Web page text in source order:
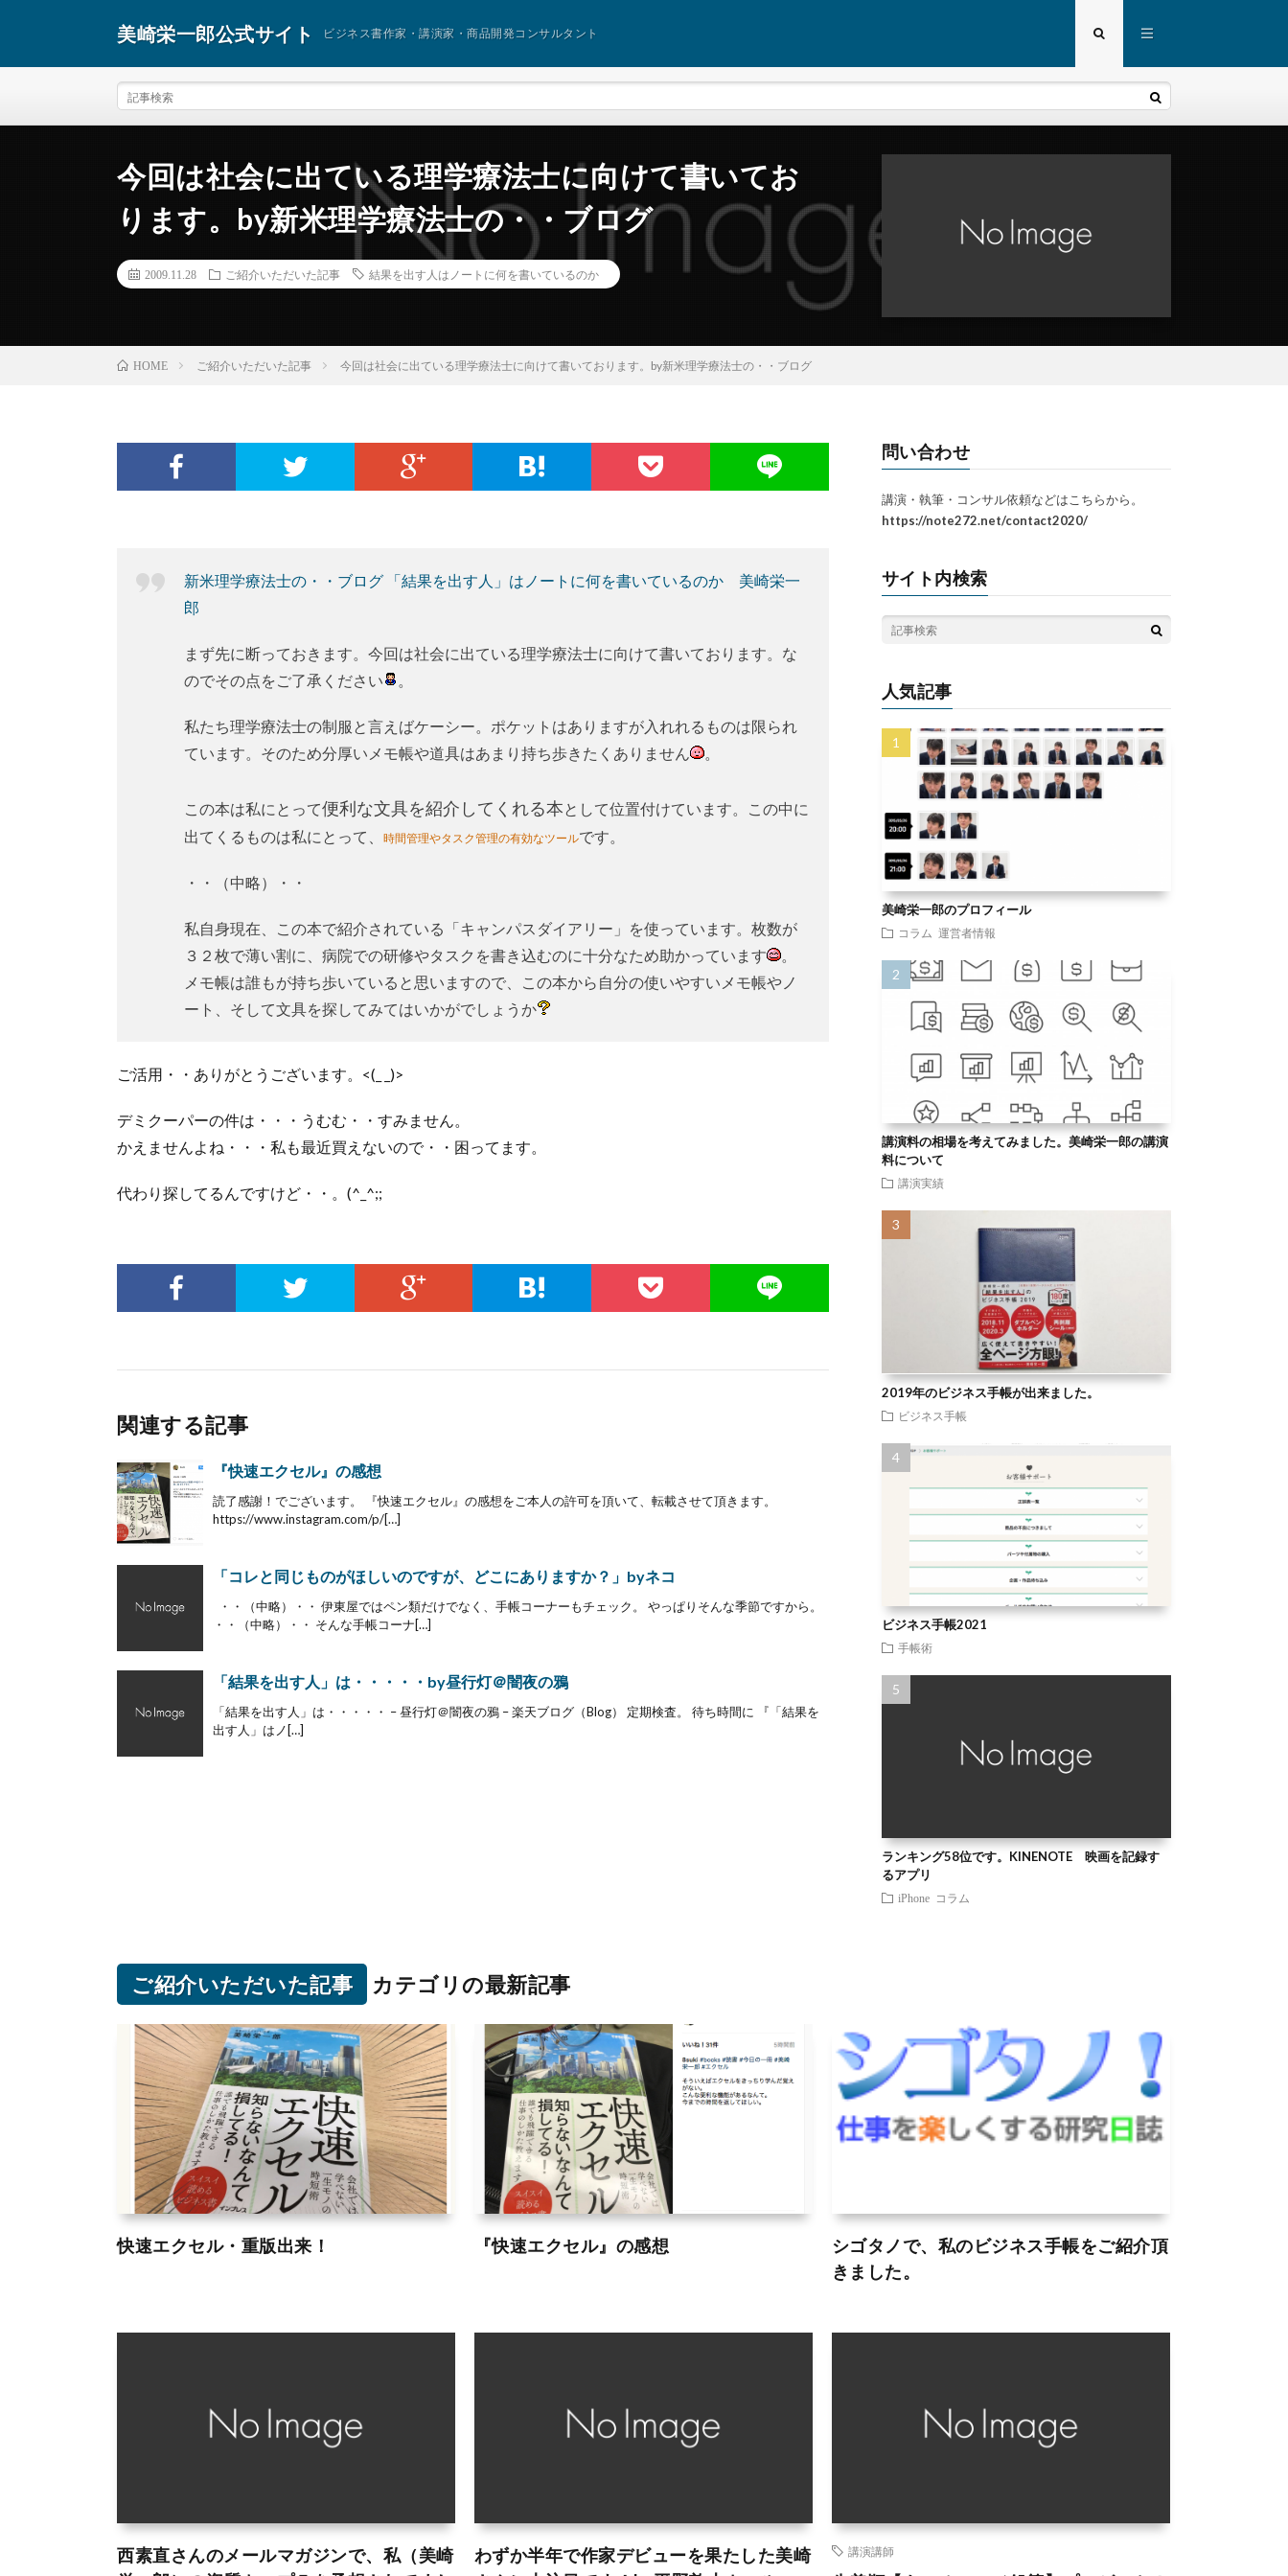
美崎栄一郎公式サイト ビジネス書作家・講演家・商品開発コンサルタント
今回は社会に出ている理学療法士に向けて書いてお
ります。by新米理学療法士の・・ブログ
2009.11.28 ご紹介いただいた記事 結果を出す人はノートに何を書いているのか
HOME ご紹介いただいた記事 今回は社会に出ている理学療法士に向けて書いております。by新米理学療法士の・・ブログ
新米理学療法士の・・ブログ 「結果を出す人」はノートに何を書いているのか 美崎栄一
郎
まず先に断っておきます。今回は社会に出ている理学療法士に向けて書いております。な
のでその点をご了承ください
。
私たち理学療法士の制服と言えばケーシー。ポケットはありますが入れれるものは限られ
ています。そのため分厚いメモ帳や道具はあまり持ち歩きたくありません
。
この本は私にとって便利な文具を紹介してくれる本として位置付けています。この中に
出てくるものは私にとって、
時間管理やタスク管理の有効なツールです。
・・（中略）・・
私自身現在、この本で紹介されている「キャンパスダイアリー」を使っています。枚数が
３２枚で薄い割に、病院での研修やタスクを書き込むのに十分なため助かっています
。
メモ帳は誰もが持ち歩いていると思いますので、この本から自分の使いやすいメモ帳やノ
ート、そして文具を探してみてはいかがでしょうか
ご活用・・ありがとうございます。<(_ _)>
デミクーパーの件は・・・うむむ・・すみません。
かえませんよね・・・私も最近買えないので・・困ってます。
代わり探してるんですけど・・。(^_^;;
関連する記事
『快速エクセル』の感想
読了感謝！でございます。 『快速エクセル』の感想をご本人の許可を頂いて、転載させて頂きます。
https://www.instagram.com/p/[…]
「コレと同じものがほしいのですが、どこにありますか？」byネコ
・・（中略）・・ 伊東屋ではペン類だけでなく、手帳コーナーもチェック。 やっぱりそんな季節ですから。
・・（中略）・・ そんな手帳コーナ[…]
「結果を出す人」は・・・・・by昼行灯＠闇夜の鴉
「結果を出す人」は・・・・・ – 昼行灯＠闇夜の鴉 – 楽天ブログ（Blog） 定期検査。 待ち時間に 『「結果を
出す人」はノ[…]
問い合わせ
講演・執筆・コンサル依頼などはこちらから。
https://note272.net/contact2020/
サイト内検索
人気記事
美崎栄一郎のプロフィール
コラム 運営者情報
講演料の相場を考えてみました。美崎栄一郎の講演
料について
講演実績
2019年のビジネス手帳が出来ました。
ビジネス手帳
ビジネス手帳2021
手帳術
ランキング58位です。KINENOTE 映画を記録す
るアプリ
iPhone コラム
ご紹介いただいた記事 カテゴリの最新記事
快速エクセル・重版出来！ 『快速エクセル』の感想
シゴタノで、私のビジネス手帳をご紹介頂
きました。
西素直さんのメールマガジンで、私（美崎
わずか半年で作家デビューを果たした美崎
講演講師